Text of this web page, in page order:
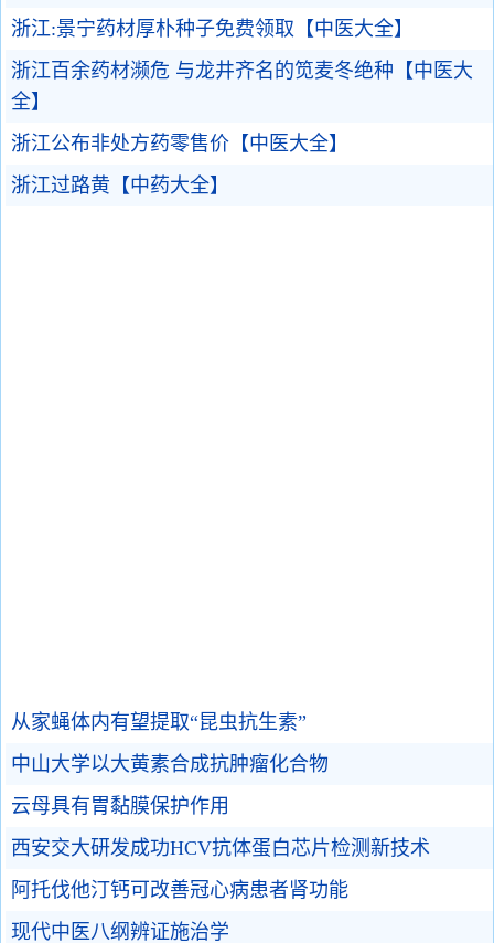
浙江:景宁药材厚朴种子免费领取【中医大全】
浙江百余药材濒危 与龙井齐名的笕麦冬绝种【中医大
全】
浙江公布非处方药零售价【中医大全】
浙江过路黄【中药大全】
从家蝇体内有望提取“昆虫抗生素”
中山大学以大黄素合成抗肿瘤化合物
云母具有胃黏膜保护作用
西安交大研发成功HCV抗体蛋白芯片检测新技术
阿托伐他汀钙可改善冠心病患者肾功能
现代中医八纲辨证施治学